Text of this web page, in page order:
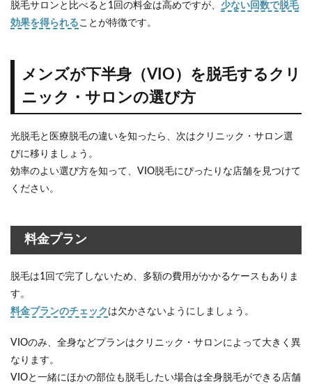
ジリ
まと
め
脱毛サロンと比べると1回の料金は高めですが、 少ない回数で脱毛
効果を得られることが特徴です。
メンズが下半身（VIO）を脱毛するクリ
ニック・サロンの選び方
光脱毛と医療脱毛の違いを知ったら、次はクリニック・サロン選
びに移りましょう。
効率のよい選び方を知って、VIO脱毛にぴったりな店舗を見つけて
ください。
料金プラン
脱毛は1回で完了しないため、多額の費用がかかるケースもありま
す。
料金プランのチェック は欠かさないようにしましょう。
VIOのみ、全身などプランはクリニック・サロンによって大きく異
なります。
VIOと一緒にほかの部位も脱毛したい場合は全身脱毛ができる店舗